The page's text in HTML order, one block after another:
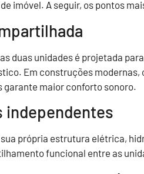
imóvel. A seguir, os pontos
duas unidades é projetada
Em construções modernas,
garante maior conforto sonoro.
independentes
própria estrutura elétrica,
funcional entre as